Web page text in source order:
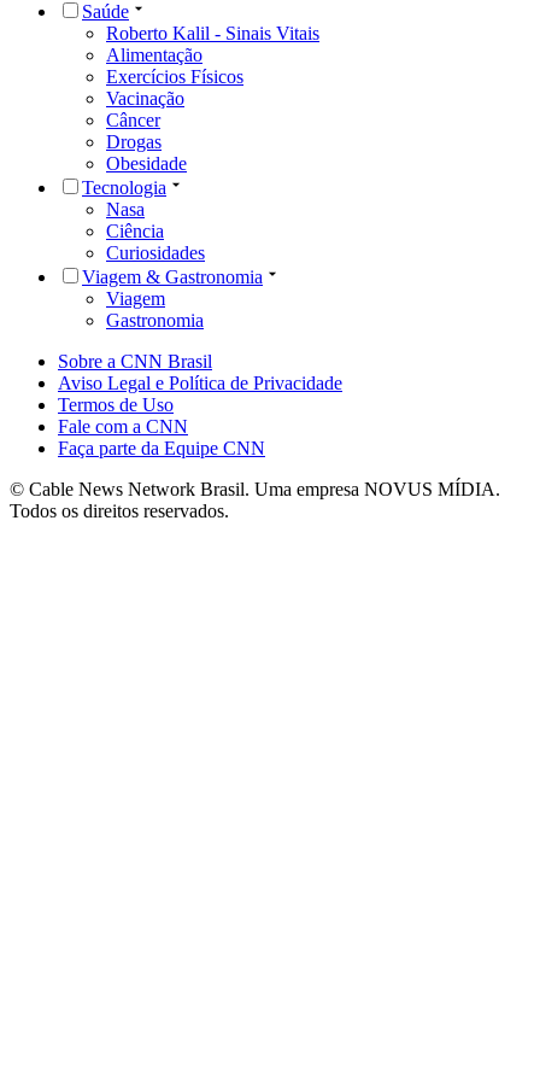
Saúde
Roberto Kalil - Sinais Vitais
Alimentação
Exercícios Físicos
Vacinação
Câncer
Drogas
Obesidade
Tecnologia
Nasa
Ciência
Curiosidades
Viagem & Gastronomia
Viagem
Gastronomia
Sobre a CNN Brasil
Aviso Legal e Política de Privacidade
Termos de Uso
Fale com a CNN
Faça parte da Equipe CNN
© Cable News Network Brasil. Uma empresa NOVUS MÍDIA.
Todos os direitos reservados.